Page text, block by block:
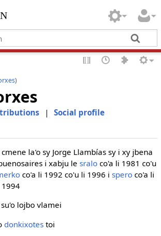
)
| Social profile
la'o sy Jorge Llambías sy i xy jbena
i xabju le sraloco'a li 1981 co'u
co'a li 1992 co'u li 1996 i speroco'a li
lojbo vlamei
donkixotes toi